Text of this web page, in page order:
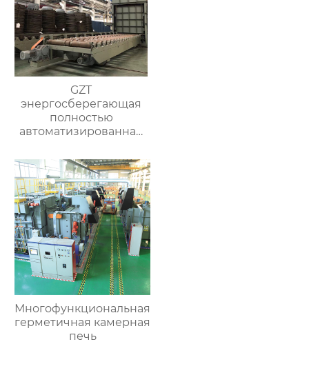
GZT
энергосберегающая
полностью
автоматизированная
контролируемой
атмосферой
Многофункциональная
герметичная камерная
печь